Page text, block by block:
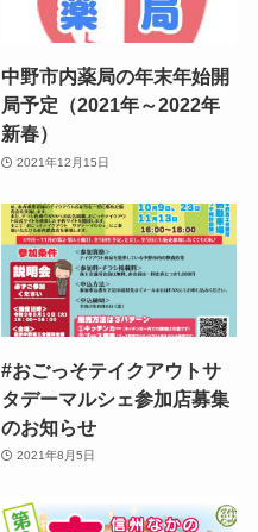
中野市内薬局の年末年始開
局予定（2021年～2022年
新春）
2021年12月15日
#おごっそテイクアウトサ
タデーマルシェ参加店募集
のお知らせ
2021年8月5日